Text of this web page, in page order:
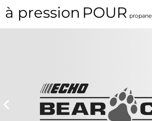
à pression POUR propane